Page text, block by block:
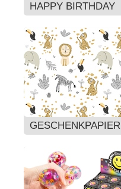
HAPPY BIRTHDAY
GESCHENKPAPIER